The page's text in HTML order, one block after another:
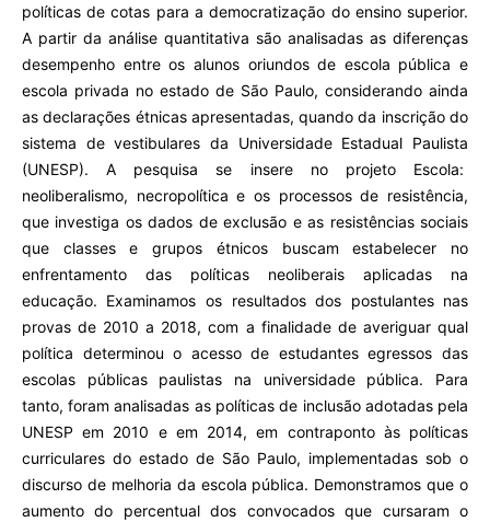
políticas de cotas para a democratização do ensino superior.
A partir da análise quantitativa são analisadas as diferenças
desempenho entre os alunos oriundos de escola pública e
escola privada no estado de São Paulo, considerando ainda
as declarações étnicas apresentadas, quando da inscrição do
sistema de vestibulares da Universidade Estadual Paulista
(UNESP). A pesquisa se insere no projeto Escola:
neoliberalismo, necropolítica e os processos de resistência,
que investiga os dados de exclusão e as resistências sociais
que classes e grupos étnicos buscam estabelecer no
enfrentamento das políticas neoliberais aplicadas na
educação. Examinamos os resultados dos postulantes nas
provas de 2010 a 2018, com a finalidade de averiguar qual
política determinou o acesso de estudantes egressos das
escolas públicas paulistas na universidade pública. Para
tanto, foram analisadas as políticas de inclusão adotadas pela
UNESP em 2010 e em 2014, em contraponto às políticas
curriculares do estado de São Paulo, implementadas sob o
discurso de melhoria da escola pública. Demonstramos que o
aumento do percentual dos convocados que cursaram o